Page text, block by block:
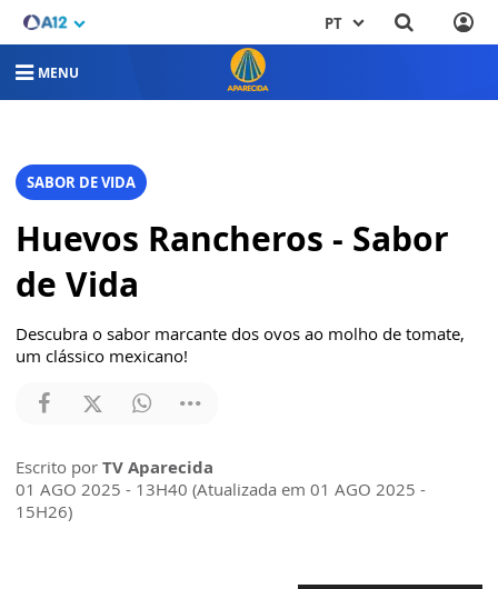
PT
MENU
SABOR DE VIDA
Huevos Rancheros - Sabor
de Vida
Descubra o sabor marcante dos ovos ao molho de tomate,
um clássico mexicano!
Escrito por TV Aparecida
01 AGO 2025 - 13H40 (Atualizada em 01 AGO 2025 -
15H26)